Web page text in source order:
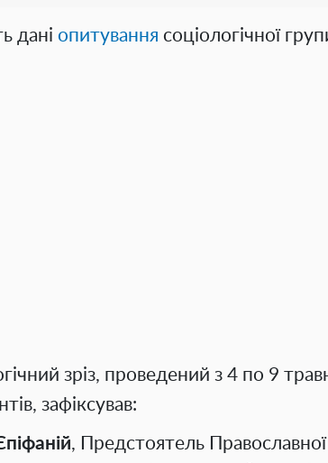
дані опитування соціологічної
зріз, проведений з 4 по 9
зафіксував:
, Предстоятель